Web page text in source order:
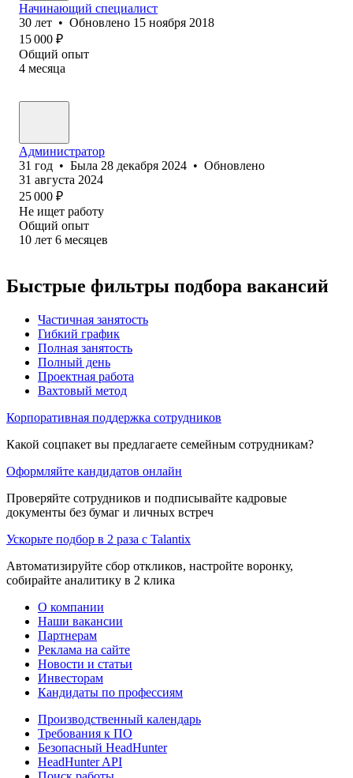
Начинающий специалист
30 лет • Обновлено 15 ноября 2018
15 000 ₽
Общий опыт
4 месяца
Администратор
31 год • Была 28 декабря 2024 • Обновлено
31 августа 2024
25 000 ₽
Не ищет работу
Общий опыт
10 лет 6 месяцев
Быстрые фильтры подбора вакансий
Частичная занятость
Гибкий график
Полная занятость
Полный день
Проектная работа
Вахтовый метод
Корпоративная поддержка сотрудников
Какой соцпакет вы предлагаете семейным сотрудникам?
Оформляйте кандидатов онлайн
Проверяйте сотрудников и подписывайте кадровые
документы без бумаг и личных встреч
Ускорьте подбор в 2 раза с Talantix
Автоматизируйте сбор откликов, настройте воронку,
собирайте аналитику в 2 клика
О компании
Наши вакансии
Партнерам
Реклама на сайте
Новости и статьи
Инвесторам
Кандидаты по профессиям
Производственный календарь
Требования к ПО
Безопасный HeadHunter
HeadHunter API